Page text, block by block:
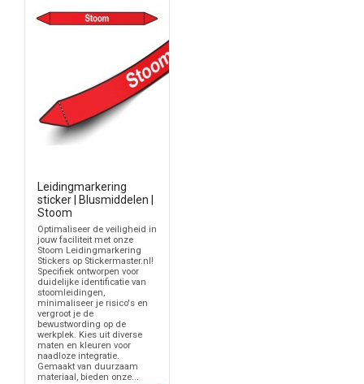
Leidingmarkering
sticker | Blusmiddelen |
Stoom
Optimaliseer de veiligheid in
jouw faciliteit met onze
Stoom Leidingmarkering
Stickers op Stickermaster.nl!
Specifiek ontworpen voor
duidelijke identificatie van
stoomleidingen,
minimaliseer je risico's en
vergroot je de
bewustwording op de
werkplek. Kies uit diverse
maten en kleuren voor
naadloze integratie.
Gemaakt van duurzaam
materiaal, bieden onze...